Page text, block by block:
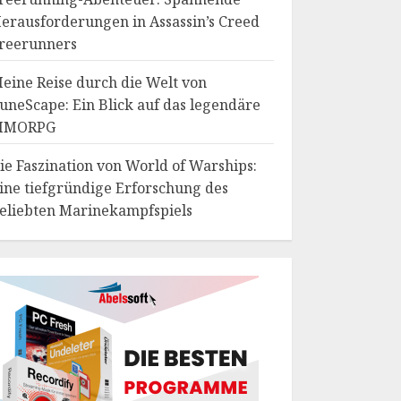
in Assassin’s Creed
Reise durch die Welt von
Ein Blick auf das legendäre
Faszination von World of Warships:
tiefgründige Erforschung des
Marinekampfspiels